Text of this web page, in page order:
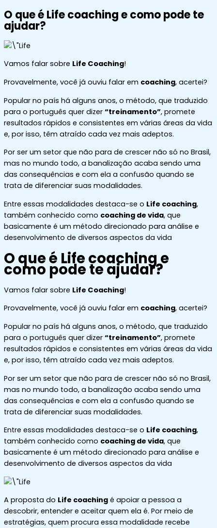
O que é Life coaching e como pode te
ajudar?
Vamos falar sobre Life Coaching!
Provavelmente, você já ouviu falar em coaching, acertei?
Popular no país há alguns anos, o método, que traduzido
para o português quer dizer “treinamento”, promete
resultados rápidos e consistentes em várias áreas da vida
e, por isso, têm atraído cada vez mais adeptos.
Por ser um setor que não para de crescer não só no Brasil,
mas no mundo todo, a banalização acaba sendo uma
das consequências e com ela a confusão quando se
trata de diferenciar suas modalidades.
Entre essas modalidades destaca-se o Life coaching,
também conhecido como coaching de vida, que
basicamente é um método direcionado para análise e
desenvolvimento de diversos aspectos da vida
O que é Life coaching e
como pode te ajudar?
Vamos falar sobre Life Coaching!
Provavelmente, você já ouviu falar em coaching, acertei?
Popular no país há alguns anos, o método, que traduzido
para o português quer dizer “treinamento”, promete
resultados rápidos e consistentes em várias áreas da vida
e, por isso, têm atraído cada vez mais adeptos.
Por ser um setor que não para de crescer não só no Brasil,
mas no mundo todo, a banalização acaba sendo uma
das consequências e com ela a confusão quando se
trata de diferenciar suas modalidades.
Entre essas modalidades destaca-se o Life coaching,
também conhecido como coaching de vida, que
basicamente é um método direcionado para análise e
desenvolvimento de diversos aspectos da vida
A proposta do Life coaching é apoiar a pessoa a
descobrir, entender e aceitar quem ela é. Por meio de
estratégias, quem procura essa modalidade recebe